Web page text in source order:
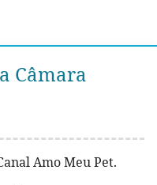
Câmara
Amo Meu Pet.